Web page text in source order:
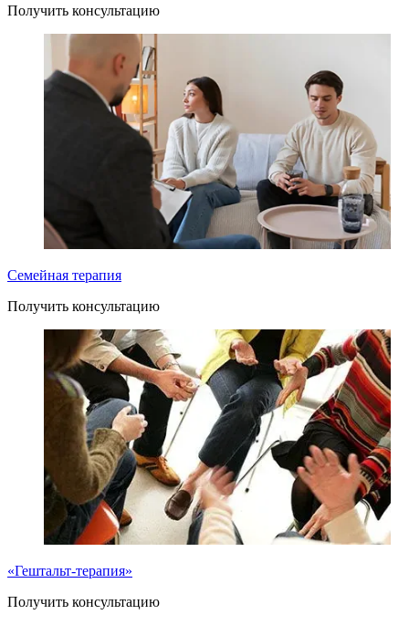
Получить консультацию
Семейная терапия
Получить консультацию
«Гештальт-терапия»
Получить консультацию